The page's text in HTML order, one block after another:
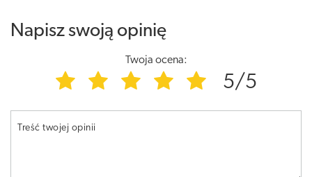
Napisz swoją opinię
Twoja ocena:
5/5
Treść twojej opinii